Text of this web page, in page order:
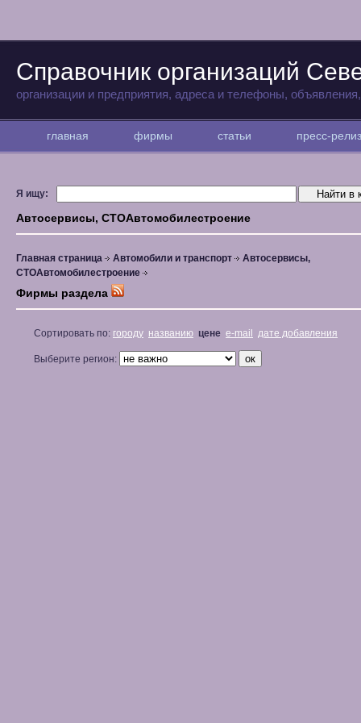
Справочник организаций
организации и предприятия, адреса и телефоны,
главная фирмы статьи пресс-
Я ищу:
Автосервисы, СТОАвтомобилестроение
Главная страница Автомобили и транспорт
Автосервисы,
СТОАвтомобилестроение
Фирмы раздела
Сортировать по: городу названию цене e-mail дате добавления
Выберите регион: